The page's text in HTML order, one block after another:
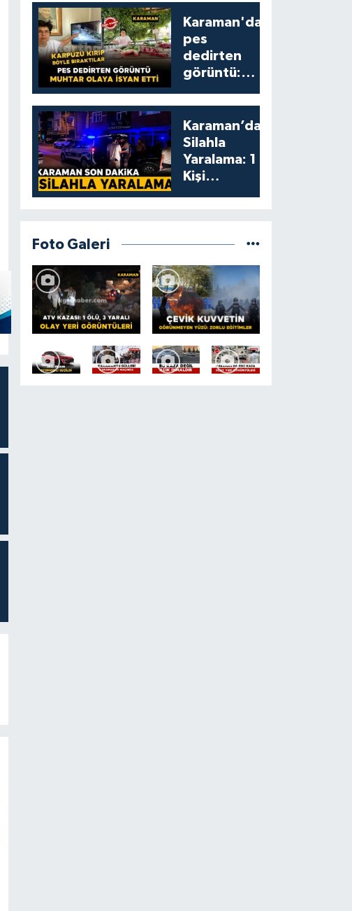
Karaman'da
pes
dedirten
görüntü:
yumruklayıp
yediler,
artıklarını
kamelyada
bıraktılar
Karaman’da
Silahla
Yaralama: 1
Kişi
Foto Galeri